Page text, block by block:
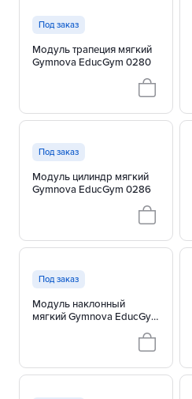
Под заказ
Модуль трапеция мягкий
Gymnova EducGym 0280
Под заказ
Модуль цилиндр мягкий
Gymnova EducGym 0286
Под заказ
Модуль наклонный
мягкий Gymnova EducGym